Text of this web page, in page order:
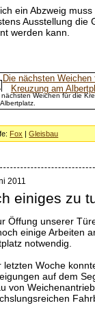
ein Abzweig
Ausstellung die
werden kann.
nächsten Weichen für die
Fox |Gleisbau
2011
einiges zu
Öffung unserer
einige Arbeiten
notwendig.
letzten Woche
auf dem
von